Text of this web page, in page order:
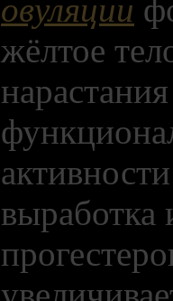
овуляции
жёлтое
нарастания
выработка